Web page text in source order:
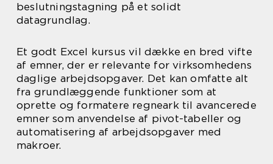
beslutningstagning på et solidt
datagrundlag.
Et godt Excel kursus vil dække en bred vifte
af emner, der er relevante for virksomhedens
daglige arbejdsopgaver. Det kan omfatte alt
fra grundlæggende funktioner som at
oprette og formatere regneark til avancerede
emner som anvendelse af pivot-tabeller og
automatisering af arbejdsopgaver med
makroer.